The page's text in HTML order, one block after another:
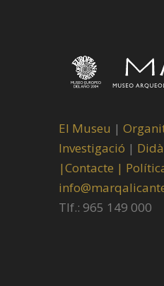
El Museu |
Investigació |
|Contacte |
Tlf.: 965 149 000